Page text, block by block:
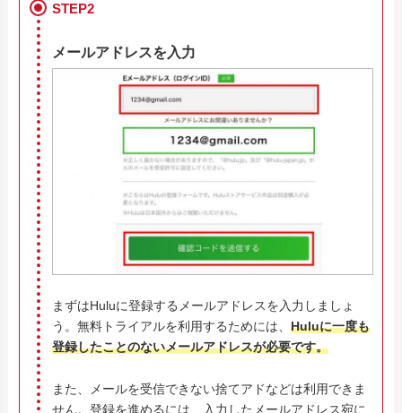
STEP2
メールアドレスを入力
まずはHuluに登録するメールアドレスを入力しましょ
う。無料トライアルを利用するためには、 Huluに一度も
登録したことのないメールアドレスが必要です。
また、メールを受信できない捨てアドなどは利用できま
せん。登録を進めるには、入力したメールアドレス宛に